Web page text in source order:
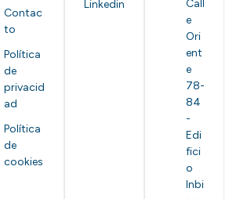
Contac
to
Política
de
privacid
ad
Política
de
cookies
Linkedin
Call
e
Ori
ent
e
78-
84
-
Edi
fici
o
Inbi